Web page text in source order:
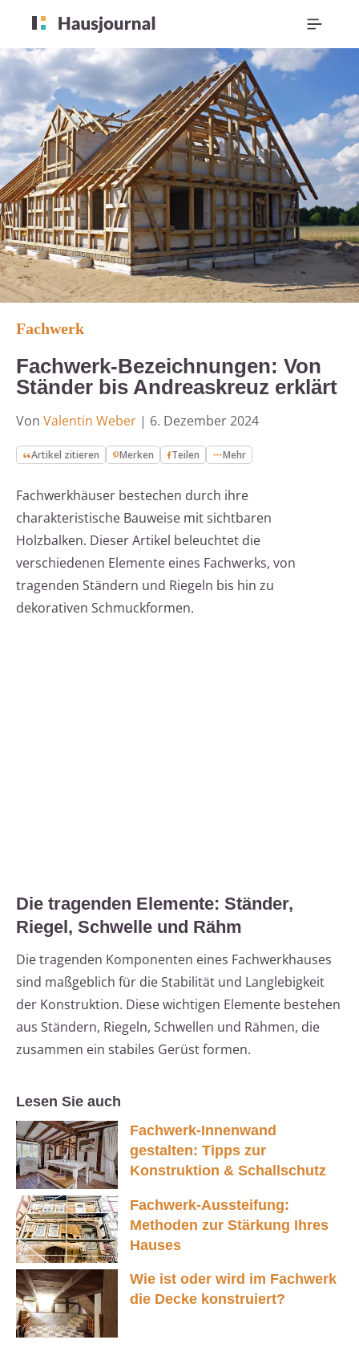
Fachwerk
Fachwerk-Bezeichnungen: Von
Ständer bis Andreaskreuz erklärt
Von Valentin Weber | 6. Dezember 2024
Artikel zitieren Merken Teilen Mehr
Fachwerkhäuser bestechen durch ihre
charakteristische Bauweise mit sichtbaren
Holzbalken. Dieser Artikel beleuchtet die
verschiedenen Elemente eines Fachwerks, von
tragenden Ständern und Riegeln bis hin zu
dekorativen Schmuckformen.
Die tragenden Elemente: Ständer,
Riegel, Schwelle und Rähm
Die tragenden Komponenten eines Fachwerkhauses
sind maßgeblich für die Stabilität und Langlebigkeit
der Konstruktion. Diese wichtigen Elemente bestehen
aus Ständern, Riegeln, Schwellen und Rähmen, die
zusammen ein stabiles Gerüst formen.
Lesen Sie auch
Fachwerk-Innenwand
gestalten: Tipps zur
Konstruktion & Schallschutz
Fachwerk-Aussteifung:
Methoden zur Stärkung Ihres
Hauses
Wie ist oder wird im Fachwerk
die Decke konstruiert?